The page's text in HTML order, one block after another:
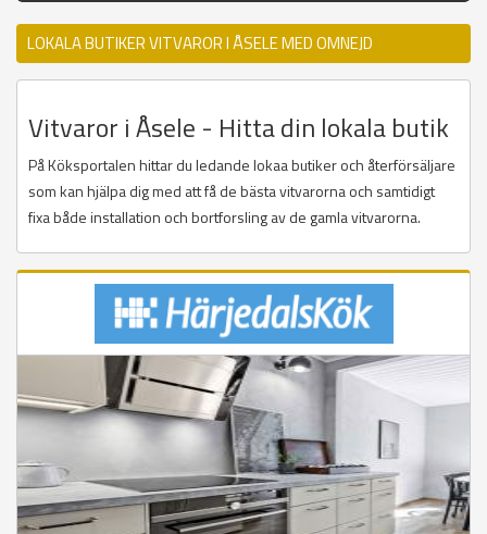
LOKALA BUTIKER VITVAROR I ÅSELE MED OMNEJD
Vitvaror i Åsele - Hitta din lokala butik
På Köksportalen hittar du ledande lokaa butiker och återförsäljare
som kan hjälpa dig med att få de bästa vitvarorna och samtidigt
fixa både installation och bortforsling av de gamla vitvarorna.